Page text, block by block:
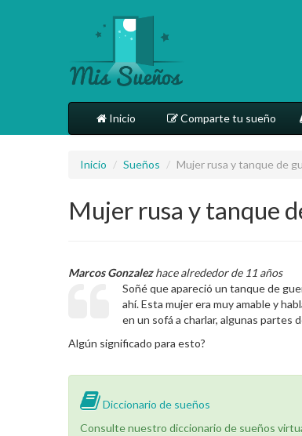
Inicio Comparte tu sueño
Inicio / Sueños / Mujer rusa y tanque de
Mujer rusa y tanque
Marcos Gonzalezhace alrededor de 11 años
Soñé que apareció un tanque de
ahí. Esta mujer era muy amable y
en un sofá a charlar, algunas partes
Algún significado para esto?
Diccionario de sueños
Consulte nuestro diccionario de sueños